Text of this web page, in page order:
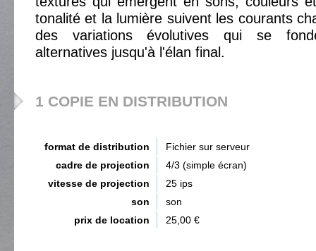
tonalité et la lumière suivent les courants
des variations évolutives qui se
alternatives jusqu'à l'élan final.
1 COPIE EN DISTRIBUTION
format de distribution
Fichier sur serveur
cadre de projection
4/3 (simple écran)
vitesse de projection
25 ips
son
son
prix de location
25,00 €